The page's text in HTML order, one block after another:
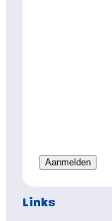
Links